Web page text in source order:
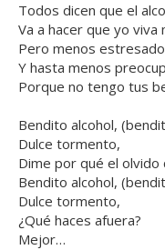
Todos dicen que el
Va a hacer que yo viva
Pero menos
Y hasta menos
Porque no tengo tus
Bendito alcohol,
Dulce tormento,
Dime por qué el olvido
Bendito alcohol,
Dulce tormento,
¿Qué haces afuera?
Mejor…